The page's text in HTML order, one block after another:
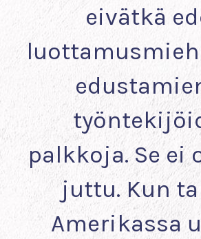
eivätkä
palkkoja. Se ei
juttu. Kun
Amerikassa